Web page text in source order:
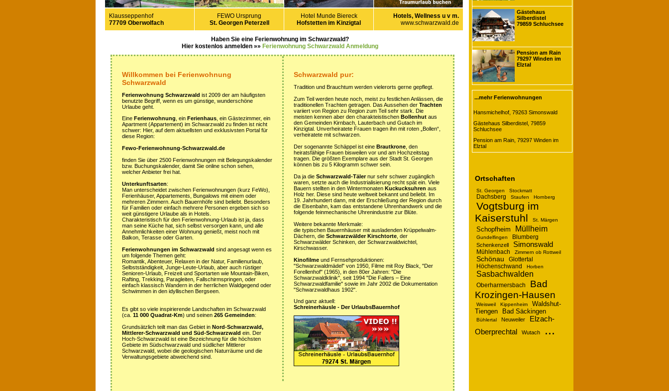
Klausseppenhof
77709 Oberwolfach
FEWO Ursprung
St. Georgen Peterzell
Hotel Munde Biereck
Hofstetten im Kinzigtal
Hotels, Wellness u v m.
www.schwarzwald.de
Haben Sie eine Ferienwohnung im Schwarzwald?
Hier kostenlos anmelden »» Ferienwohnung Schwarzwald Anmeldung
Willkommen bei Ferienwohnung
Schwarzwald
Ferienwohnung Schwarzwald ist 2009 der am häufigsten
benutzte Begriff, wenn es um günstige, wunderschöne
Urlaube geht.
Eine Ferienwohnung , ein Ferienhaus , ein Gästezimmer, ein
Apartment (Appartement) im Schwarzwald zu finden ist nicht
schwer: Hier, auf dem aktuellsten und exklusivsten Portal für
diese Region:
Fewo-Ferienwohnung-Schwarzwald.de
finden Sie über 2500 Ferienwohnungen mit Belegungskalender
bzw. Buchungskalender, damit Sie online schon sehen,
welcher Anbieter frei hat.
Unterkunftsarten:
Man unterscheidet zwischen Ferienwohnungen (kurz FeWo),
Ferienhäuser, Appartements, Bungalows mit einem oder
mehreren Zimmern. Auch Bauernhöfe sind beliebt. Besonders
für Familien oder einfach mehrere Personen ergeben sich so
weit günstigere Urlaube als in Hotels.
Charakteristisch für den Ferienwohnung-Urlaub ist ja, dass
man seine Küche hat, sich selbst versorgen kann, und alle
Annehmlichkeiten einer Wohnung genießt, meist noch mit
Balkon, Terasse oder Garten.
Ferienwohnungen im Schwarzwald sind angesagt wenn es
um folgende Themen geht:
Romantik, Abenteuer, Relaxen in der Natur, Familienurlaub,
Selbstständigkeit, Junge-Leute-Urlaub, aber auch rüstiger
Senioren-Urlaub, Freizeit und Sportarten wie Mountain-Biken,
Rafting, Trekking, Paragleiten, Fallschirmspringen, oder
einfach klassisch Wandern in der herrlichen Waldgegend oder
Schwimmen in den idyllischen Bergseen.
Es gibt so viele inspirierende Landschaften im Schwarzwald
(ca. 11 000 Quadrat-Km) und seinen 265 Gemeinden:
Grundsätzlich teilt man das Gebiet in Nord-Schwarzwald,
Mittlerer-Schwarzwald und Süd-Schwarzwald ein. Der
Hoch-Schwarzwald ist eine Bezeichnung für die höchsten
Gebiete im Südschwarzwald und südlicher Mittlerer
Schwarzwald, wobei die geologischen Naturräume und die
Verwaltungsgebiete abweichend sind.
Schwarzwald pur:
Tradition und Brauchtum werden vielerorts gerne gepflegt.
Zum Teil werden heute noch, meist zu festlichen Anlässen, die
traditionellen Trachten getragen. Das Aussehen der Trachten
variiert von Region zu Region zum Teil sehr stark. Die
meisten kennen aber den charakteistischen Bollenhut aus
den Gemeinden Kirnbach, Lauterbach und Gutach im
Kinzigtal. Unverheiratete Frauen tragen ihn mit roten „Bollen“,
verheiratete mit schwarzen.
Der sogenannte Schäppel ist eine Brautkrone , den
heiratsfähige Frauen bisweilen vor und am Hochzeitstag
tragen. Die größten Exemplare aus der Stadt St. Georgen
können bis zu 5 Kilogramm schwer sein.
Da ja die Schwarzwald-Tälernur sehr schwer zugänglich
waren, setzte auch die Industrialisierung recht spät ein. Viele
Bauern stellten in den Wintermonaten Kuckucksuhren aus
Holz her. Diese sind heute weltweit bekannt und beliebt. Im
19. Jahrhundert dann, mit der Erschließung der Region durch
die Eisenbahn, kam das entstandene Uhrenhandwerk und die
folgende feinmechanische Uhrenindustrie zur Blüte.
Weitere bekannte Merkmale:
die typischen Bauernhäuser mit ausladenden Krüppelwalm-
Dächern, die Schwarzwälder Kirschtorte , der
Schwarzwälder Schinken, der Schwarzwaldwichtel,
Kirschwasser.
Kinofilme und Fernsehproduktionen:
"Schwarzwaldmädel" von 1950, Filme mit Roy Black, "Der
Forellenhof" (1965), in den 80er Jahren: "Die
Schwarzwaldklinik", seit 1994 "Die Fallers – Eine
Schwarzwaldfamilie" sowie im Jahr 2002 die Dokumentation
"Schwarzwaldhaus 1902".
Und ganz aktuell:
Schreinerhäusle - Der UrlaubsBauernhof
Gästehaus
Silberdistel
79859 Schluchsee
Pension am Rain
79297 Winden im
Elztal
...mehr Ferienwohnungen
Hansmichelhof, 79263 Simonswald
Gästehaus Silberdistel, 79859
Schluchsee
Pension am Rain, 79297 Winden im
Elztal
Ortschaften
St. Georgen Stockmatt
Dachsberg Staufen Hornberg
Vogtsburg im
Kaiserstuhl
St. Märgen
Schopfheim Müllheim
Gundelfingen Blumberg
Schenkenzell Simonswald
Mühlenbach Zimmern ob Rottweil
Schönau Glottertal
Höchenschwand Horben
Sasbachwalden
Oberharmersbach
Bad
Krozingen-Hausen
Weisweil Kippenheim
Waldshut-
Tiengen
Bad Säckingen
Bühlertal Neuweiler
Elzach-
Oberprechtal
Wutach ...